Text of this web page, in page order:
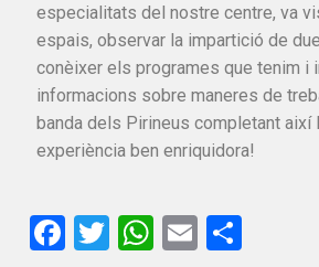
especialitats del nostre centre, va
espais, observar la impartició de
conèixer els programes que tenim i
informacions sobre maneres de
banda dels Pirineus completant així
experiència ben enriquidora!
Facebook
Twitter
WhatsApp
Email